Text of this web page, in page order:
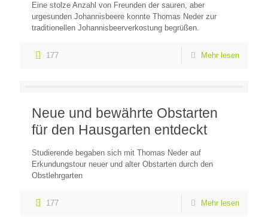
Eine stolze Anzahl von Freunden der sauren, aber
urgesunden Johannisbeere konnte Thomas Neder zur
traditionellen Johannisbeerverkostung begrüßen.
177 Mehr lesen
Neue und bewährte Obstarten
für den Hausgarten entdeckt
Studierende begaben sich mit Thomas Neder auf
Erkundungstour neuer und alter Obstarten durch den
Obstlehrgarten
177 Mehr lesen